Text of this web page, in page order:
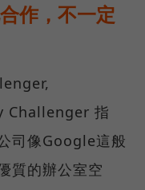
作，不一定
Challenger 指
司像Google這般
質的辦公室空